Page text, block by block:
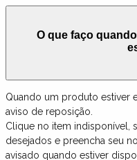
O que faço
Quando um produto estiver
aviso de reposição.
Clique no item indisponível,
desejados e preencha seu
avisado quando estiver